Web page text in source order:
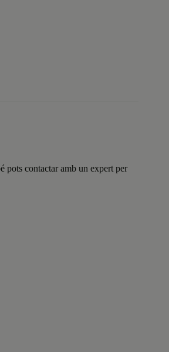
pots contactar amb un expert per